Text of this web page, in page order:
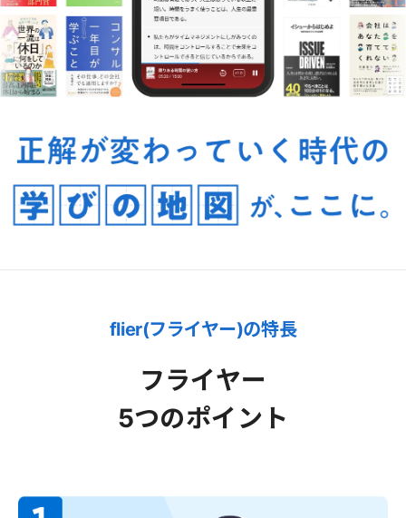
flier(フライヤー)の特長
フライヤー
5つのポイント